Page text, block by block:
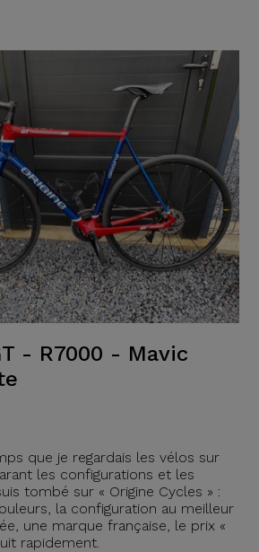
- R7000 - Mavic
que je regardais les vélos sur
les configurations et les
tombé sur « Origine Cycles » :
la configuration au meilleur
une marque française, le prix «
rapidement.